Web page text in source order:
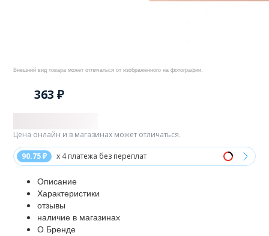
Внешний вид товара может отличаться от изображенного на фотографии.
363 ₽
90.75 ₽ x 4 платежа без переплат
Цена онлайн и в магазинах может отличаться.
Описание
Характеристики
отзывы
наличие в магазинах
О Бренде